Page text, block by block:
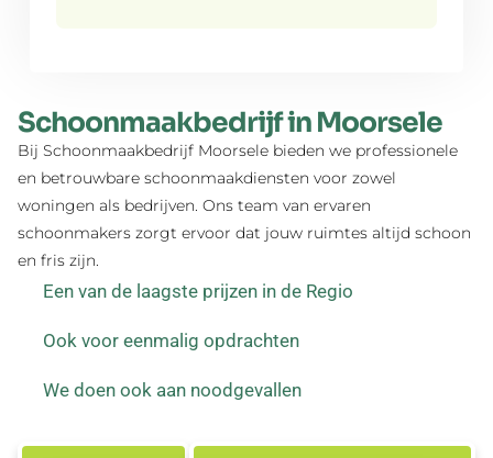
Schoonmaakbedrijf in Moorsele
Bij Schoonmaakbedrijf Moorsele bieden we professionele
en betrouwbare schoonmaakdiensten voor zowel
woningen als bedrijven. Ons team van ervaren
schoonmakers zorgt ervoor dat jouw ruimtes altijd schoon
en fris zijn.
Een van de laagste prijzen in de Regio
Ook voor eenmalig opdrachten
We doen ook aan noodgevallen